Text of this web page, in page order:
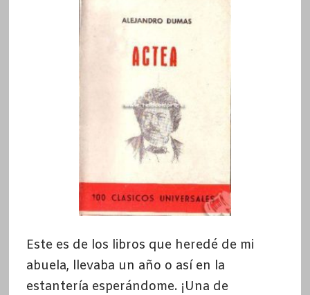
Este es de los libros que heredé de mi
abuela, llevaba un año o así en la
estantería esperándome. ¡Una de